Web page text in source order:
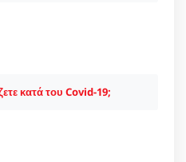
κατά του Covid-19;